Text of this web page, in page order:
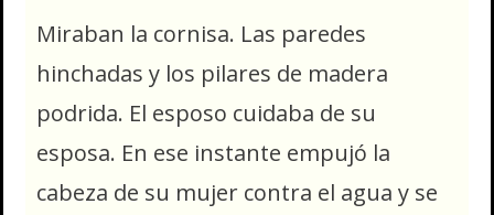
Miraban la cornisa. Las paredes
hinchadas y los pilares de madera
podrida. El esposo cuidaba de su
esposa. En ese instante empujó la
cabeza de su mujer contra el agua y se